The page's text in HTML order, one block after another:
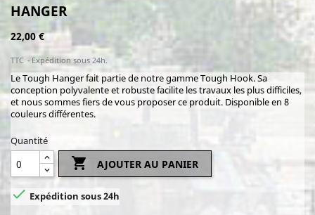
HANGER
22,00 €
TTC Expédition sous 24h.
Le Tough Hanger fait partie de notre gamme Tough Hook. Sa
conception polyvalente et robuste facilite les travaux les plus difficiles,
et nous sommes fiers de vous proposer ce produit. Disponible en 8
couleurs différentes.
Quantité
 AJOUTER AU PANIER
 Expédition sous 24h